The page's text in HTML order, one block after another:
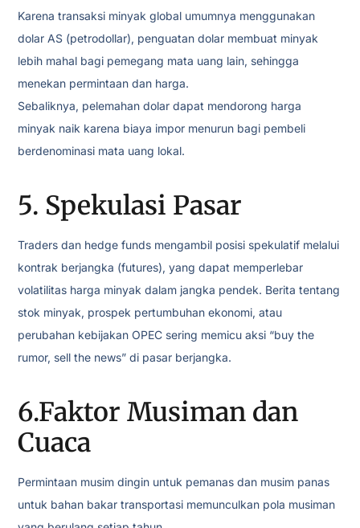
Karena transaksi minyak global umumnya menggunakan
dolar AS (petrodollar), penguatan dolar membuat minyak
lebih mahal bagi pemegang mata uang lain, sehingga
menekan permintaan dan harga.
Sebaliknya, pelemahan dolar dapat mendorong harga
minyak naik karena biaya impor menurun bagi pembeli
berdenominasi mata uang lokal.
5. Spekulasi Pasar
Traders dan hedge funds mengambil posisi spekulatif melalui
kontrak berjangka (futures), yang dapat memperlebar
volatilitas harga minyak dalam jangka pendek. Berita tentang
stok minyak, prospek pertumbuhan ekonomi, atau
perubahan kebijakan OPEC sering memicu aksi “buy the
rumor, sell the news” di pasar berjangka.
6.Faktor Musiman dan
Cuaca
Permintaan musim dingin untuk pemanas dan musim panas
untuk bahan bakar transportasi memunculkan pola musiman